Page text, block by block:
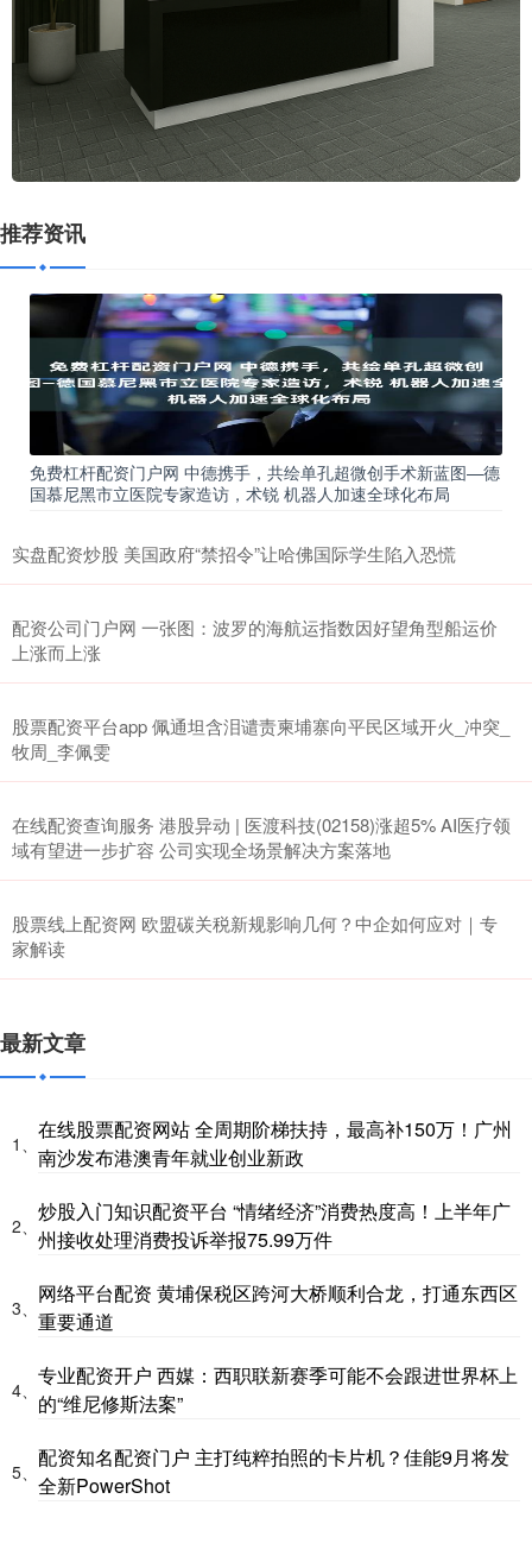
推荐资讯
免费杠杆配资门户网 中德携手，共绘单孔超微创手术新蓝图—德
国慕尼黑市立医院专家造访，术锐 机器人加速全球化布局
实盘配资炒股 美国政府“禁招令”让哈佛国际学生陷入恐慌
配资公司门户网 一张图：波罗的海航运指数因好望角型船运价
上涨而上涨
股票配资平台app 佩通坦含泪谴责柬埔寨向平民区域开火_冲突_
牧周_李佩雯
在线配资查询服务 港股异动 | 医渡科技(02158)涨超5% AI医疗领
域有望进一步扩容 公司实现全场景解决方案落地
股票线上配资网 欧盟碳关税新规影响几何？中企如何应对｜专
家解读
最新文章
1、
在线股票配资网站 全周期阶梯扶持，最高补150万！广州
南沙发布港澳青年就业创业新政
2、
炒股入门知识配资平台 “情绪经济”消费热度高！上半年广
州接收处理消费投诉举报75.99万件
3、
网络平台配资 黄埔保税区跨河大桥顺利合龙，打通东西区
重要通道
4、
专业配资开户 西媒：西职联新赛季可能不会跟进世界杯上
的“维尼修斯法案”
5、
配资知名配资门户 主打纯粹拍照的卡片机？佳能9月将发
全新PowerShot